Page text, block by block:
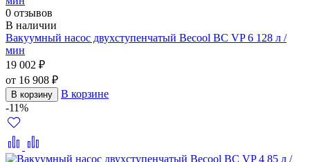
0 отзывов
В наличии
Вакуумный насос двухступенчатый Becool BC VP 6 128 л /
мин
19 002 ₽
от 16 908 ₽
В корзину
В корзине
-11%